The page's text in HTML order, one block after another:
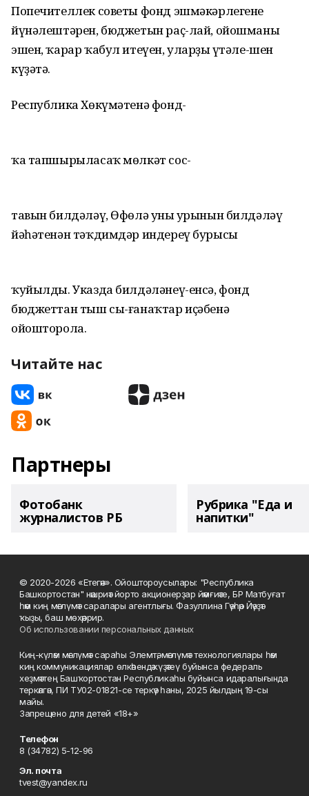
Попечителлек советы фонд эшмәкәрлегенең
йүнәлештәрен, бюджетын раҫ-лай, ойошманың
эшен, ҡарар ҡабул итеүен, уларҙың үтәле-шен
күҙәтә.
Республика Хөкүмәтенә фонд-
ҡа тапшырыласаҡ мөлкәт сос-
тавын билдәләү, Өфөлә уның урынын билдәләү
йәһәтенән тәҡдимдәр индереү бурысы
ҡуйылды. Указда билдәләнеү-енсә, фонд
бюджеттан тыш сы-ғанаҡтар иҫәбенә
ойошторола.
Читайте нас
Партнеры
Фотобанк
журналистов РБ
Рубрика "Еда и
напитки"
© 2020-2026 «Етегән». Ойоштороусылары: "Республика
Башкортостан" нәшриәт йорто акционерҙар йәмғиәте, БР Матбуғат
һәм киң мәғлүмәт саралары агентлығы. Фазуллина Гәүһәр Йәүҙәт
ҡыҙы, баш мөхәррир.
Об использовании персональных данных
Киң-күләм мәғлүмәт сараһы Элемтә, мәғлүмәт технологиялары һәм
киң коммуникациялар өлкәһендә күҙәтеү буйынса федераль
хеҙмәттең Башҡортостан Республикаһы буйынса идаралығында
теркәлгән, ПИ ТУ02-01821-се теркәү һаны, 2025 йылдың 19-сы
майы.
Запрещено для детей «18+»
Телефон
8 (34782) 5-12-96
Эл. почта
tvest@yandex.ru